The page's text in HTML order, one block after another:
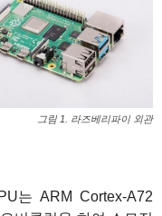
그림 1. 라즈베리파이 외관
는 ARM Cortex-A72